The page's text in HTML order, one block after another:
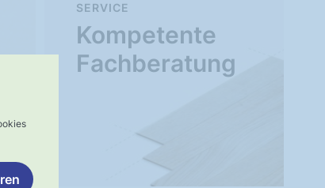
Kompetente
Fachberatung
SERVICE